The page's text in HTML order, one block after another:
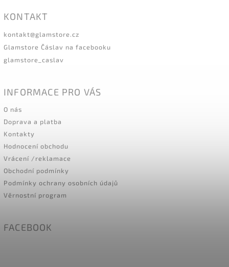
KONTAKT
kontakt@glamstore.cz
Glamstore Čáslav na facebooku
glamstore_caslav
INFORMACE PRO VÁS
O nás
Doprava a platba
Kontakty
Hodnocení obchodu
Vrácení /reklamace
Obchodní podmínky
Podmínky ochrany osobních údajů
Věrnostní program
FACEBOOK